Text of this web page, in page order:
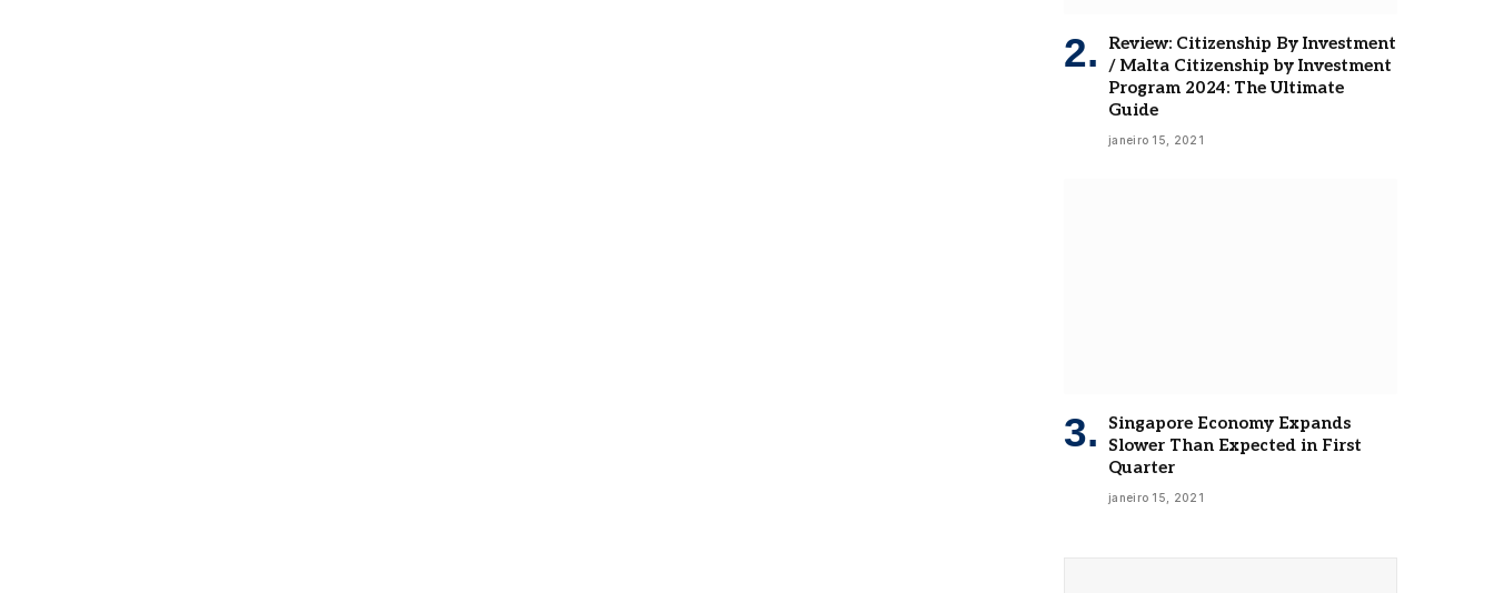
Review: Citizenship By Investment
/ Malta Citizenship by Investment
Program 2024: The Ultimate
Guide
janeiro 15, 2021
Singapore Economy Expands
Slower Than Expected in First
Quarter
janeiro 15, 2021